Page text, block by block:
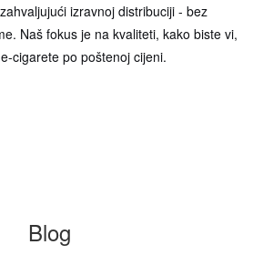
izravnoj distribuciji - bez
Naš fokus je na kvaliteti, kako biste vi,
cigarete po poštenoj cijeni.
Blog